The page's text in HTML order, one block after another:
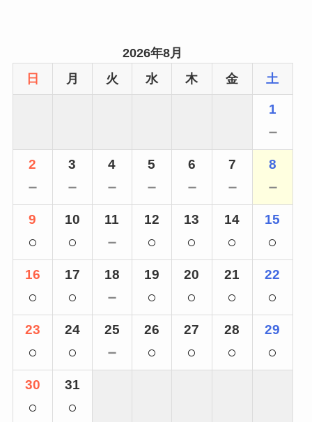
2026年8月
日
月 火 水 木 金 土
1
－
2
－
3
－
4
－
5
－
6
－
7
－
8
－
9
○
10
○
11
－
12
○
13
○
14
○
15
○
16
○
17
○
18
－
19
○
20
○
21
○
22
○
23
○
24
○
25
－
26
○
27
○
28
○
29
○
30
○
31
○